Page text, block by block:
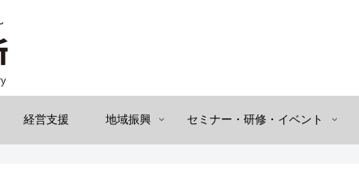
経営支援 地域振興 セミナー・研修・イベント